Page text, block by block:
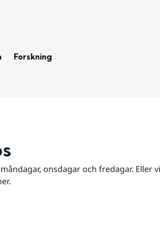
Forskning
onsdagar och fredagar. Eller